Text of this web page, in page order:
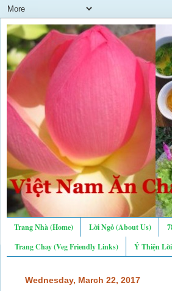
Trang Nhà (Home) Lời Ngỏ (About Us)
Trang Chay (Veg Friendly Links)
Ý Thiện
Wednesday, March 22, 2017